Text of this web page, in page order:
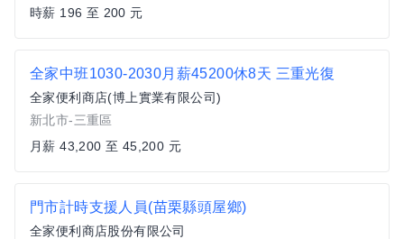
時薪 196 至 200 元
全家中班1030-2030月薪45200休8天 三重光復
全家便利商店(博上實業有限公司)
新北市-三重區
月薪 43,200 至 45,200 元
門市計時支援人員(苗栗縣頭屋鄉)
全家便利商店股份有限公司